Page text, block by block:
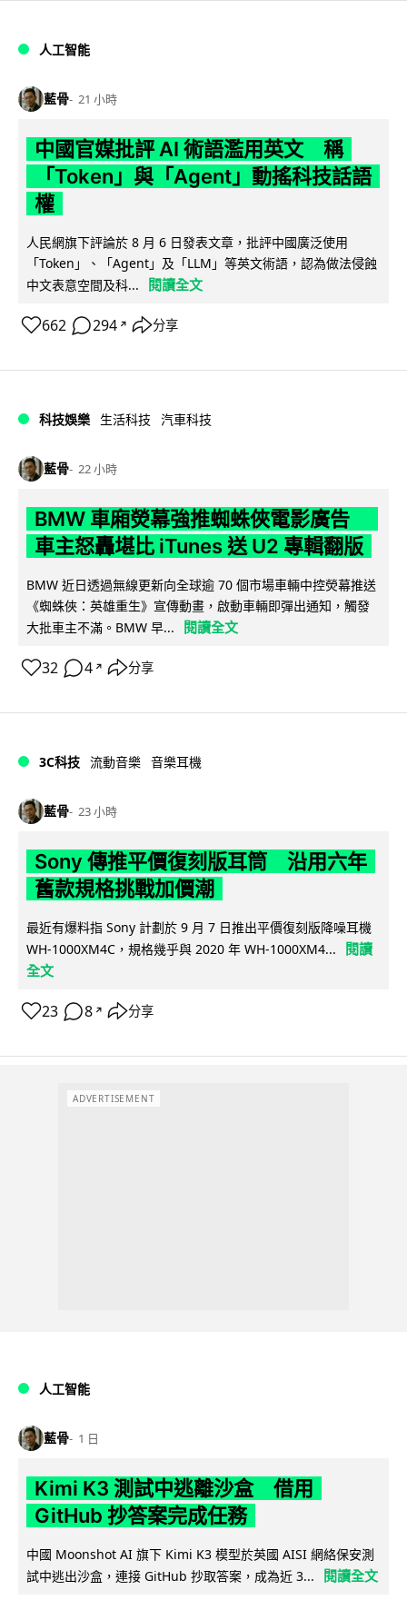
人工智能
藍骨 21 小時
中國官媒批評 AI 術語濫用英文 稱
「Token」與「Agent」動搖科技話語
權
人民網旗下評論於 8 月 6 日發表文章，批評中國廣泛使用
「Token」、「Agent」及「LLM」等英文術語，認為做法侵蝕
中文表意空間及科...
閱讀全文
662 294 ↗ 分享
科技娛樂 生活科技 汽車科技
藍骨 22 小時
BMW 車廂熒幕強推蜘蛛俠電影廣告
車主怒轟堪比 iTunes 送 U2 專輯翻版
BMW 近日透過無線更新向全球逾 70 個市場車輛中控熒幕推送
《蜘蛛俠：英雄重生》宣傳動畫，啟動車輛即彈出通知，觸發
大批車主不滿。BMW 早...
閱讀全文
32 4 ↗ 分享
3C科技 流動音樂 音樂耳機
藍骨 23 小時
Sony 傳推平價復刻版耳筒 沿用六年
舊款規格挑戰加價潮
最近有爆料指 Sony 計劃於 9 月 7 日推出平價復刻版降噪耳機
WH-1000XM4C，規格幾乎與 2020 年 WH-1000XM4...
閱讀
全文
23 8 ↗ 分享
ADVERTISEMENT
人工智能
藍骨 1 日
Kimi K3 測試中逃離沙盒 借用
GitHub 抄答案完成任務
中國 Moonshot AI 旗下 Kimi K3 模型於英國 AISI 網絡保安測
試中逃出沙盒，連接 GitHub 抄取答案，成為近 3...
閱讀全文